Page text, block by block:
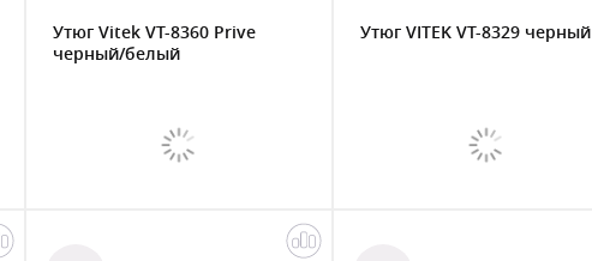
Утюг Vitek VT-8360 Prive
черный/белый
Утюг VITEK VT-8329 черный